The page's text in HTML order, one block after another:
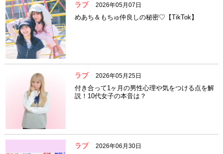
ラブ 2026年05月07日
めあち＆もちゅ仲良しの秘密♡【TikTok】
ラブ 2026年05月25日
付き合って1ヶ月の男性心理や気をつける点を解
説！10代女子の本音は？
ラブ 2026年06月30日